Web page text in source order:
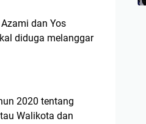
dan Yos
diduga melanggar
2020 tentang
Walikota dan